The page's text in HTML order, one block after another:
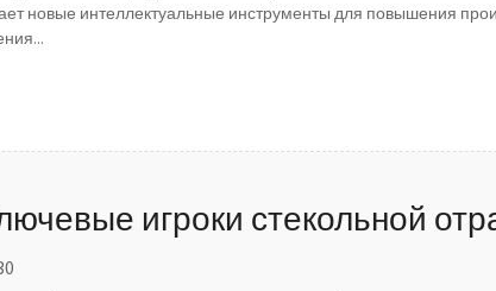
новые интеллектуальные инструменты для повышения
игроки стекольной